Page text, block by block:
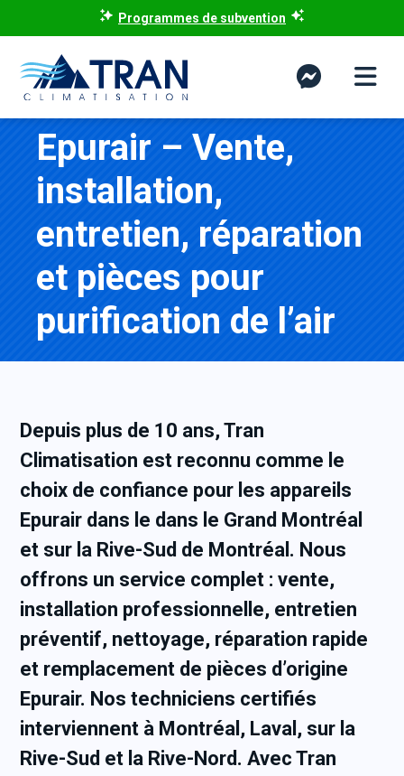
Programmes de subvention
Epurair – Vente,
installation,
entretien, réparation
et pièces pour
purification de l’air
Depuis plus de 10 ans, Tran
Climatisation est reconnu comme le
choix de confiance pour les appareils
Epurair dans le dans le Grand Montréal
et sur la Rive-Sud de Montréal. Nous
offrons un service complet : vente,
installation professionnelle, entretien
préventif, nettoyage, réparation rapide
et remplacement de pièces d’origine
Epurair. Nos techniciens certifiés
interviennent à Montréal, Laval, sur la
Rive-Sud et la Rive-Nord. Avec Tran